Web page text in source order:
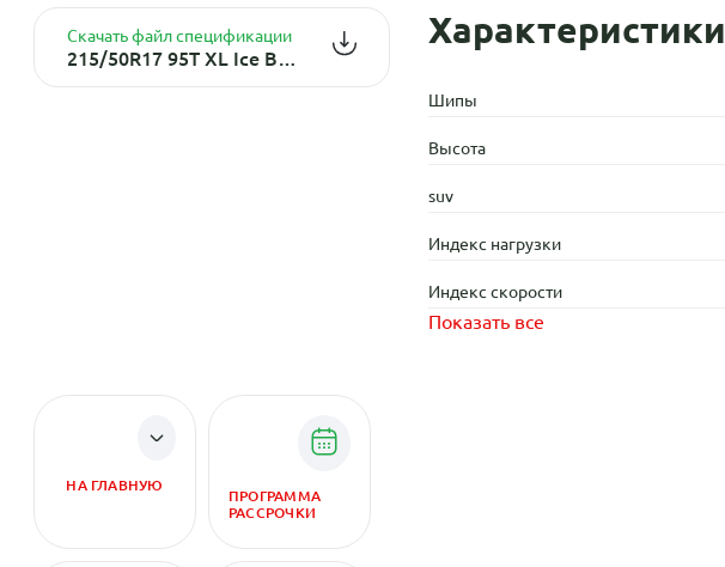
Скачать файл спецификации
215/50R17 95T XL Ice Blazer WST3 TL (шип.)
Характеристики
Шипы
Высота
suv
Индекс нагрузки
Индекс скорости
Показать все
НА ГЛАВНУЮ
ПРОГРАММА
РАССРОЧКИ